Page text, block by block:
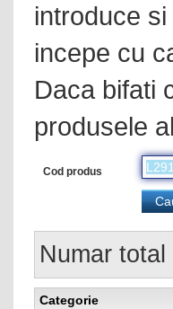
introduce
incepe cu
Daca bifati
produsele
Cod produs
Numar
Categorie